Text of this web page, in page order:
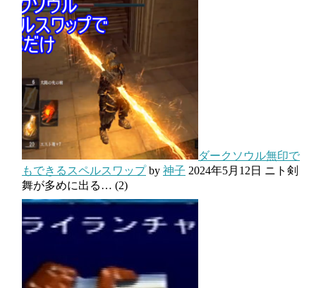
ダークソウル無印で
もできるスペルスワップby 神子 2024年5月12日 ニト剣
舞が多めに出る… (2)